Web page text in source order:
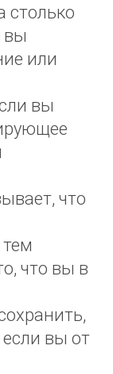
столько
вы
или
вы
что
что вы в
вы от